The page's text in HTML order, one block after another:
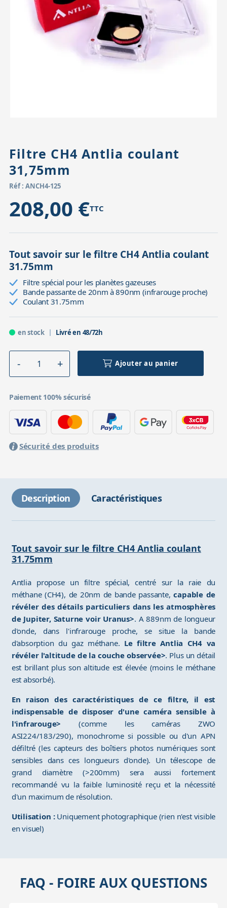
Accessoires pour montures
Têtes
Pièces détachées
Filtre CH4 Antlia coulant
31,75mm
Réf : ANCH4-125
208,00 €TTC
Tout savoir sur le filtre CH4 Antlia coulant
31.75mm
Filtre spécial pour les planètes gazeuses
Bande passante de 20nm à 890nm (infrarouge proche)
Coulant 31.75mm
en stock Livré en 48/72h
Ajouter au panier
Paiement 100% sécurisé
Sécurité des produits
Description Caractéristiques
Tout savoir sur le filtre CH4 Antlia coulant
31.75mm
Antlia propose un filtre spécial, centré sur la raie du
méthane (CH4), de 20nm de bande passante,capable de
révéler des détails particuliers dans les atmosphères
de Jupiter, Saturne voir Uranus>. A 889nm de longueur
d'onde, dans l'infrarouge proche, se situe la bande
d'absorption du gaz méthane. Le filtre Antlia CH4 va
révéler l'altitude de la couche observée>. Plus un détail
est brillant plus son altitude est élevée (moins le méthane
est absorbé).
En raison des caractéristiques de ce filtre, il est
indispensable de disposer d'une caméra sensible à
l'infrarouge> (comme les caméras ZWO
ASI224/183/290), monochrome si possible ou d'un APN
défiltré (les capteurs des boîtiers photos numériques sont
sensibles dans ces longueurs d'onde). Un télescope de
grand diamètre (>200mm) sera aussi fortement
recommandé vu la faible luminosité reçu et la nécessité
d'un maximum de résolution.
Utilisation :Uniquement photographique (rien n'est visible
en visuel)
FAQ - FOIRE AUX QUESTIONS